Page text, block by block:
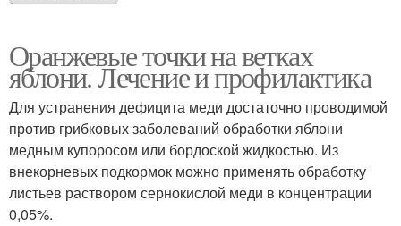
Оранжевые точки на ветках
яблони. Лечение и профилактика
Для устранения дефицита меди достаточно проводимой
против грибковых заболеваний обработки яблони
медным купоросом или бордоской жидкостью. Из
внекорневых подкормок можно применять обработку
листьев раствором сернокислой меди в концентрации
0,05%.